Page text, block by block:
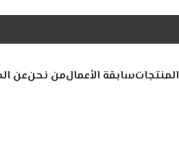
المنتجاتسابقة الأعمالمن نحنعن